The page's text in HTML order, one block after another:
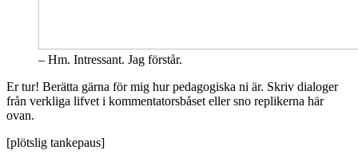
– Hm. Intressant. Jag förstår.
Er tur! Berätta gärna för mig hur pedagogiska ni är. Skriv dialoger
från verkliga lifvet i kommentatorsbåset eller sno replikerna här
ovan.
[plötslig tankepaus]